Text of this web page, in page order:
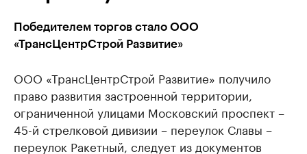
Победителем торгов стало ООО
«ТрансЦентрСтрой Развитие»
ООО «ТрансЦентрСтрой Развитие» получило
право развития застроенной территории,
ограниченной улицами Московский проспект –
45-й стрелковой дивизии – переулок Славы –
переулок Ракетный, следует из документов